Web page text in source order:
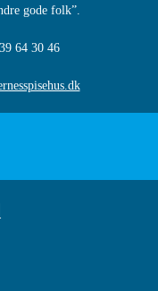
gode folk”.
64 30 46